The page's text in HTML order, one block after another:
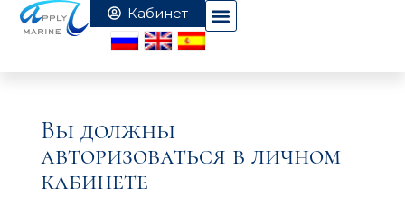
Вы должны
авторизоваться в личном
кабинете